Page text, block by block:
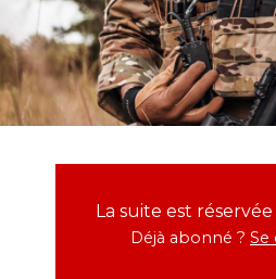
La suite est
Déjà abonné ? Se